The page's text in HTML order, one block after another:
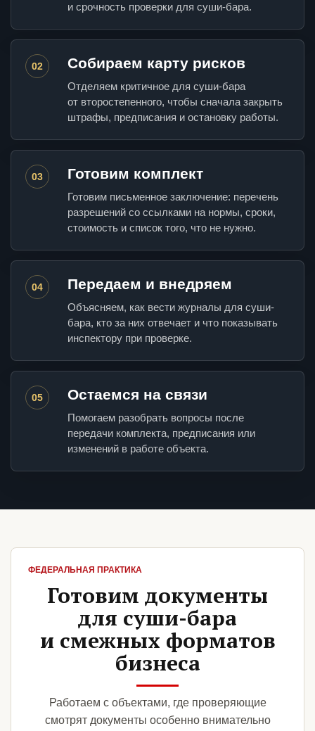
и срочность проверки для суши-бара.
02 Собираем карту рисков
Отделяем критичное для суши-бара
от второстепенного, чтобы сначала закрыть
штрафы, предписания и остановку работы.
03 Готовим комплект
Готовим письменное заключение: перечень
разрешений со ссылками на нормы, сроки,
стоимость и список того, что не нужно.
04 Передаем и внедряем
Объясняем, как вести журналы для суши-
бара, кто за них отвечает и что показывать
инспектору при проверке.
05 Остаемся на связи
Помогаем разобрать вопросы после
передачи комплекта, предписания или
изменений в работе объекта.
ФЕДЕРАЛЬНАЯ ПРАКТИКА
Готовим документы
для суши-бара
и смежных форматов
бизнеса
Работаем с объектами, где проверяющие
смотрят документы особенно внимательно